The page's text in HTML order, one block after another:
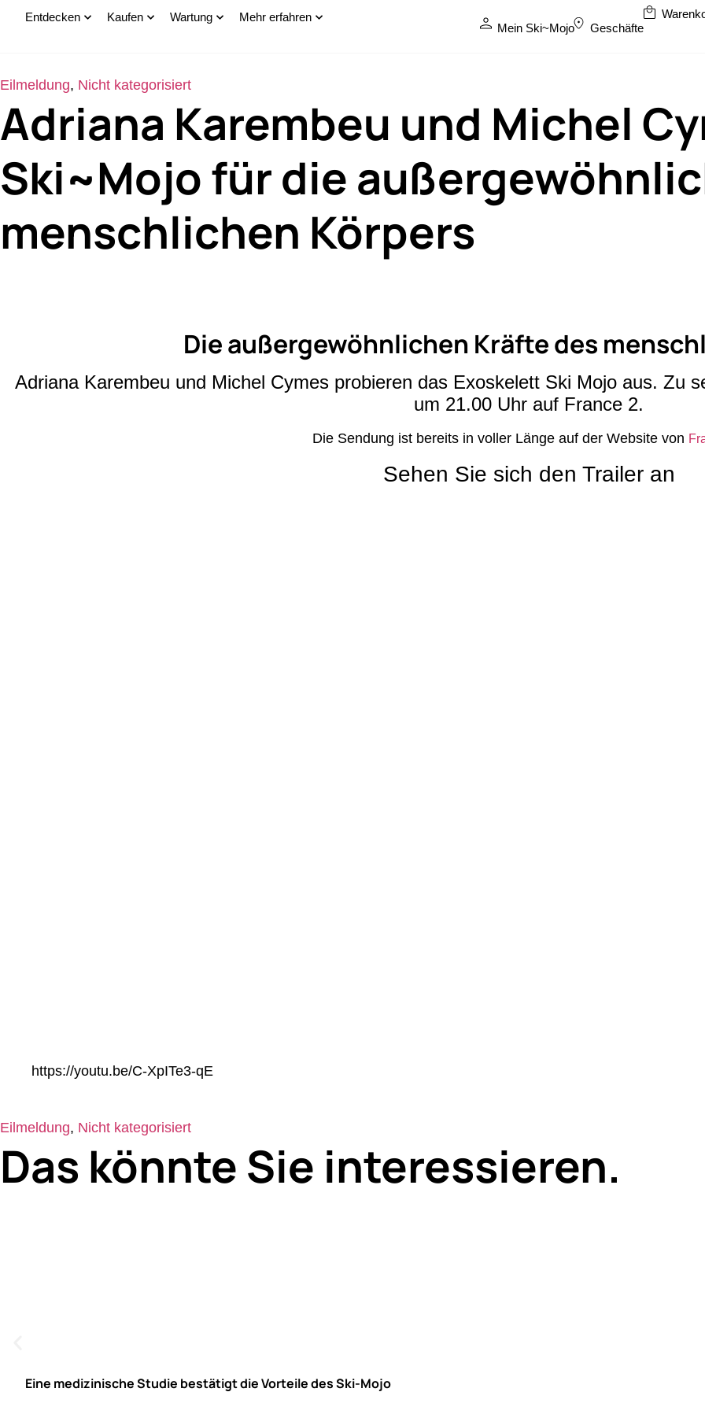
Entdecken Kaufen Wartung
Mehr erfahren
Mein Ski~Mojo
Geschäfte
Eilmeldung, Nicht kategorisiert
Adriana Karembeu und Michel
Ski~Mojo für die
menschlichen Körpers
Die außergewöhnlichen Kräfte des
Adriana Karembeu und Michel Cymes probieren das Exoskelett Ski Mojo aus. Zu
um 21.00 Uhr auf France 2.
Die Sendung ist bereits in voller Länge auf der Website von
Sehen Sie sich den Trailer an
https://youtu.be/C-XpITe3-qE
Eilmeldung, Nicht kategorisiert
Das könnte Sie interessieren.
Eine medizinische Studie bestätigt die Vorteile des Ski-Mojo